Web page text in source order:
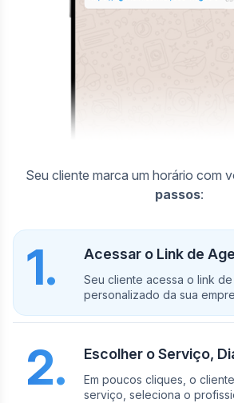
Seu cliente marca um horário com
passos:
1. Acessar o Link de
Seu cliente acessa o link
personalizado da sua
2. Escolher o Serviço,
Em poucos cliques, o
serviço, seleciona o